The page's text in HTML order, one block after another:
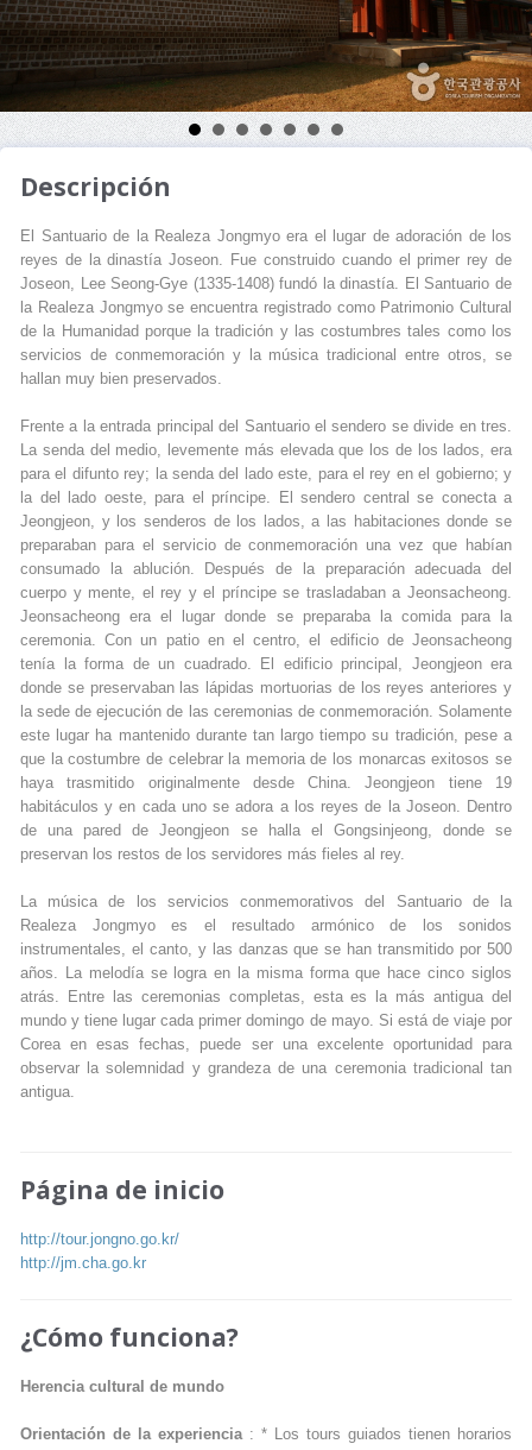
Descripción
El Santuario de la Realeza Jongmyo era el lugar de adoración de los
reyes de la dinastía Joseon. Fue construido cuando el primer rey de
Joseon, Lee Seong-Gye (1335-1408) fundó la dinastía. El Santuario de
la Realeza Jongmyo se encuentra registrado como Patrimonio Cultural
de la Humanidad porque la tradición y las costumbres tales como los
servicios de conmemoración y la música tradicional entre otros, se
hallan muy bien preservados.
Frente a la entrada principal del Santuario el sendero se divide en tres.
La senda del medio, levemente más elevada que los de los lados, era
para el difunto rey; la senda del lado este, para el rey en el gobierno; y
la del lado oeste, para el príncipe. El sendero central se conecta a
Jeongjeon, y los senderos de los lados, a las habitaciones donde se
preparaban para el servicio de conmemoración una vez que habían
consumado la ablución. Después de la preparación adecuada del
cuerpo y mente, el rey y el príncipe se trasladaban a Jeonsacheong.
Jeonsacheong era el lugar donde se preparaba la comida para la
ceremonia. Con un patio en el centro, el edificio de Jeonsacheong
tenía la forma de un cuadrado. El edificio principal, Jeongjeon era
donde se preservaban las lápidas mortuorias de los reyes anteriores y
la sede de ejecución de las ceremonias de conmemoración. Solamente
este lugar ha mantenido durante tan largo tiempo su tradición, pese a
que la costumbre de celebrar la memoria de los monarcas exitosos se
haya trasmitido originalmente desde China. Jeongjeon tiene 19
habitáculos y en cada uno se adora a los reyes de la Joseon. Dentro
de una pared de Jeongjeon se halla el Gongsinjeong, donde se
preservan los restos de los servidores más fieles al rey.
La música de los servicios conmemorativos del Santuario de la
Realeza Jongmyo es el resultado armónico de los sonidos
instrumentales, el canto, y las danzas que se han transmitido por 500
años. La melodía se logra en la misma forma que hace cinco siglos
atrás. Entre las ceremonias completas, esta es la más antigua del
mundo y tiene lugar cada primer domingo de mayo. Si está de viaje por
Corea en esas fechas, puede ser una excelente oportunidad para
observar la solemnidad y grandeza de una ceremonia tradicional tan
antigua.
Página de inicio
http://tour.jongno.go.kr/
http://jm.cha.go.kr
¿Cómo funciona?
Herencia cultural de mundo
Orientación de la experiencia: * Los tours guiados tienen horarios